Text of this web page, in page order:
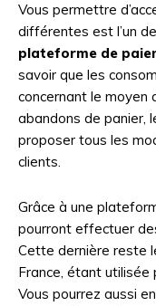
Vous permettre
différentes est l’un
plateforme de
savoir que les
concernant le moyen
abandons de panier,
proposer tous les
clients.
Grâce à une
pourront effectuer
Cette dernière reste
France, étant utilisée
Vous pourrez aussi